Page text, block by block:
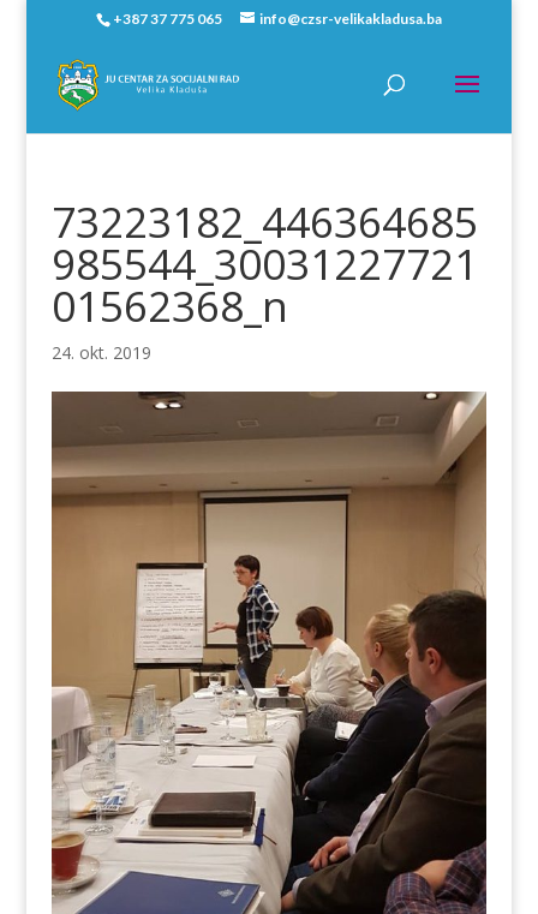
+387 37 775 065 info@czsr-velikakladusa.ba
73223182_446364685
985544_30031227721
01562368_n
24. okt. 2019